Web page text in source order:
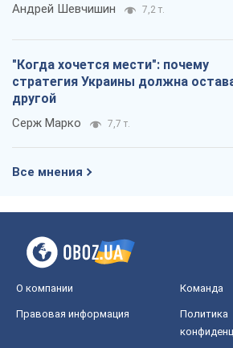
Андрей Шевчишин 7,2 т.
"Когда хочется мести": почему
стратегия Украины должна
другой
Серж Марко 7,7 т.
Все мнения
О компании Команда
Правовая информация
Политика